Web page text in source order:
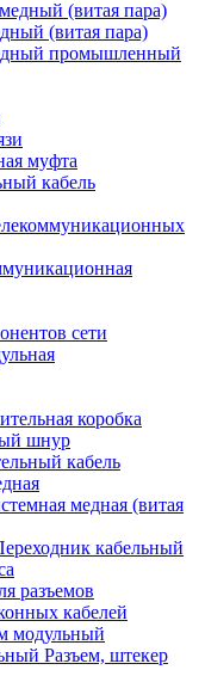
(витая пара)
промышленный
муфта
кабель
сети
коробка
шнур
кабель
медная (витая
кабельный
разъемов
кабелей
модульный
Разъем, штекер